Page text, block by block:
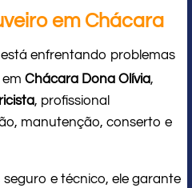
em Chácara
está enfrentando problemas
Chácara Dona Olívia,
, profissional
manutenção, conserto e
e técnico, ele garante